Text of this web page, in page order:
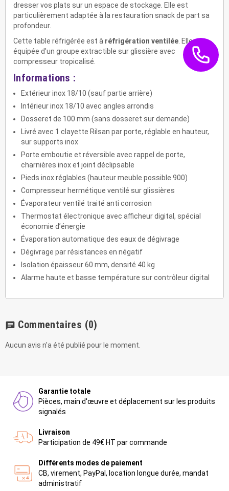
dresser vos plats sur un espace de stockage. Elle est
particulièrement adaptée à la restauration snack de part sa
profondeur.
Cette table réfrigérée est à réfrigération ventilée . Elle est
équipée d'un groupe extractible sur glissière avec
compresseur tropicalisé.
Informations :
Extérieur inox 18/10 (sauf partie arrière)
Intérieur inox 18/10 avec angles arrondis
Dosseret de 100 mm (sans dosseret sur demande)
Livré avec 1 clayette Rilsan par porte, réglable en hauteur,
sur supports inox
Porte emboutie et réversible avec rappel de porte,
charnières inox et joint déclipsable
Pieds inox réglables (hauteur meuble possible 900)
Compresseur hermétique ventilé sur glissières
Évaporateur ventilé traité anti corrosion
Thermostat électronique avec afficheur digital, spécial
économie d’énergie
Évaporation automatique des eaux de dégivrage
Dégivrage par résistances en négatif
Isolation épaisseur 60 mm, densité 40 kg
Alarme haute et basse température sur contrôleur digital
chat Commentaires (0)
Aucun avis n'a été publié pour le moment.
Garantie totale
Pièces, main d'œuvre et déplacement sur les produits
signalés
Livraison
Participation de 49€ HT par commande
Différents modes de paiement
CB, virement, PayPal, location longue durée, mandat
administratif